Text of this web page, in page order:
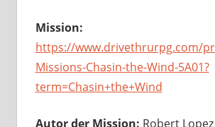
Mission:
https://www.drivethrurpg.com/
Missions-Chasin-the-Wind-5A01?
term=Chasin+the+Wind
Autor der Mission: Robert Lopez